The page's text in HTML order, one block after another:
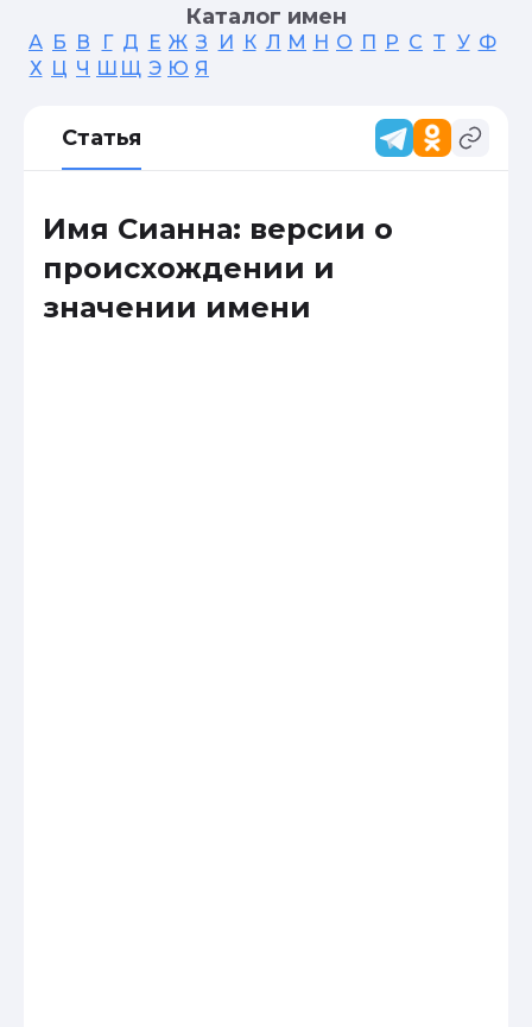
Каталог имен
А Б В Г Д Е Ж З И К Л М Н О П Р С Т У Ф
Х Ц Ч Ш Щ Э Ю Я
Статья
Имя Сианна: версии о
происхождении и
значении имени